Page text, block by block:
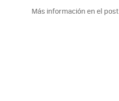
Más información en el post